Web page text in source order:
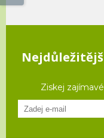
Ziskej